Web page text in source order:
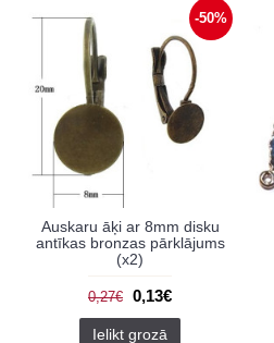
-50%
Auskaru āķi ar 8mm disku
antīkas bronzas pārklājums
(x2)
0,27€ 0,13€
Ielikt grozā